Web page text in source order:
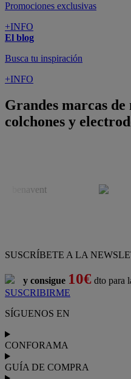
Promociones exclusivas
+INFO
El blog
Busca tu inspiración
+INFO
Grandes marcas de
colchones y
SUSCRÍBETE A LA
y consigue 10€ dto para
SUSCRIBIRME
SÍGUENOS EN
CONFORAMA
GUÍA DE COMPRA